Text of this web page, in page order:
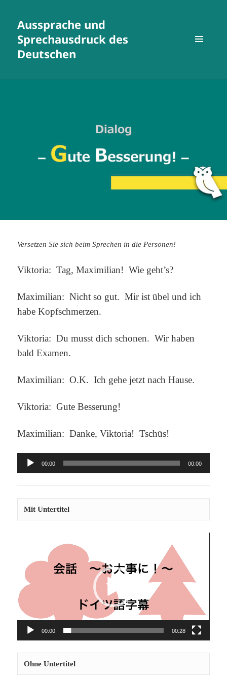
Aussprache und
Sprechausdruck des
Deutschen
Versetzen Sie sich beim Sprechen in die Personen!
Viktoria: Tag, Maximilian! Wie geht’s?
Maximilian: Nicht so gut. Mir ist übel und ich
habe Kopfschmerzen.
Viktoria: Du musst dich schonen. Wir haben
bald Examen.
Maximilian: O.K. Ich gehe jetzt nach Hause.
Viktoria: Gute Besserung!
Maximilian: Danke, Viktoria! Tschüs!
Audio-
00:00 00:00
Mit Untertitel
00:00 00:28
Ohne Untertitel